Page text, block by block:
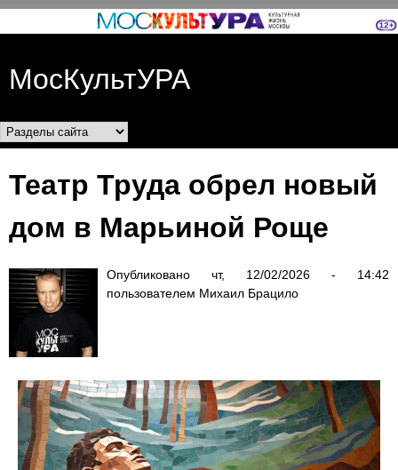
Перейти к основному
МосКультУРА
Разделы сайта
Театр Труда обрел новый
дом в Марьиной Роще
Опубликовано чт, 12/02/2026 - 14:42
пользователем Михаил Брацило